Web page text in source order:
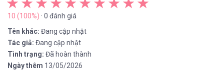
10 (100%) · 0 đánh giá
Tên khác: Đang cập nhật
Tác giả: Đang cập nhật
Tình trạng: Đã hoàn thành
Ngày thêm 13/05/2026